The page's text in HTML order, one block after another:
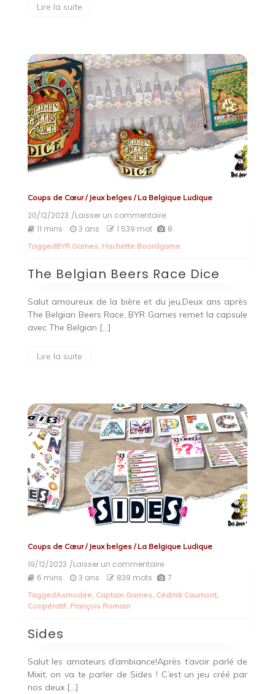
Lire la suite
Coups de Cœur/ Jeux belges/La Belgique Ludique
20/12/2023 /Laisser un commentaireon
The
Beers
Dice
11 mins 3 ans 1 539 mot 8
TaggedBYR Games, Hachette Boardgame
The Belgian Beers Race Dice
Salut amoureux de la bière et du jeu,Deux ans après
The Belgian Beers Race, BYR Games remet la capsule
avec The Belgian […]
Lire la suite
Coups de Cœur/ Jeux belges/La Belgique Ludique
19/12/2023 /Laisser un commentaireon
Sides
6 mins 3 ans 839 mots 7
TaggedAsmodee, Captain Games, Cédrick Caumont,
Coopératif, François Romain
Sides
Salut les amateurs d’ambiance!Après t’avoir parlé de
Mixit, on va te parler de Sides ! C’est un jeu créé par
nos deux […]